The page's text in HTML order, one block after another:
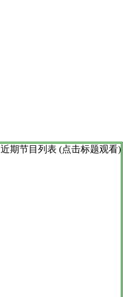
近期节目列表 (点击标题观看)